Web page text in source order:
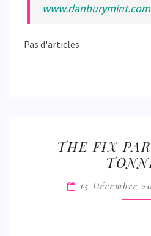
www.danburymint.com
Pas d'articles
FIX
THE FIX
15 Décembre